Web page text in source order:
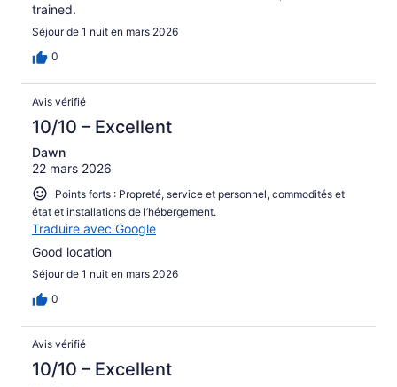
trained.
Séjour de 1 nuit en mars 2026
0
Avis vérifié
10/10 – Excellent
Dawn
22 mars 2026
Points forts : Propreté, service et personnel, commodités et
état et installations de l’hébergement.
Traduire avec Google
Good location
Séjour de 1 nuit en mars 2026
0
Avis vérifié
10/10 – Excellent